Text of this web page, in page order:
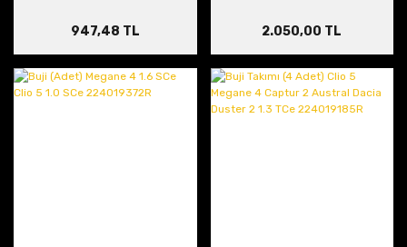
947,48 TL 2.050,00 TL